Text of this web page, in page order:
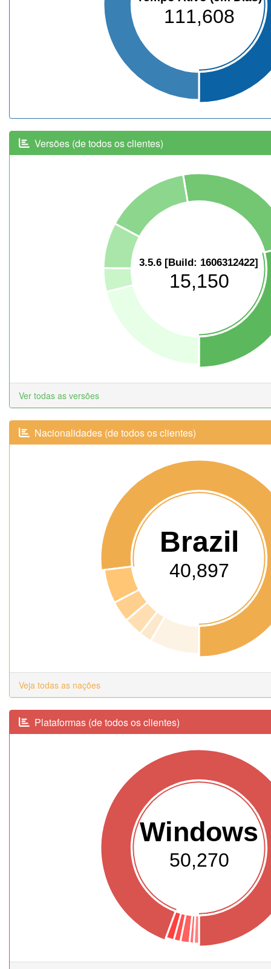
111,608
Versões (de todos os clientes)
3.5.6 [Build: 1606312422]
15,150
Ver todas as versões
Nacionalidades (de todos os clientes)
Brazil
40,897
Veja todas as nações
Plataformas (de todos os clientes)
Windows
50,270